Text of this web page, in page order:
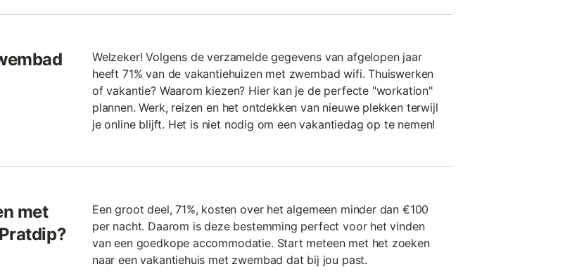
Welzeker! Volgens de verzamelde gegevens van afgelopen jaar
heeft 71% van de vakantiehuizen met zwembad wifi. Thuiswerken
of vakantie? Waarom kiezen? Hier kan je de perfecte "workation"
plannen. Werk, reizen en het ontdekken van nieuwe plekken terwijl
je online blijft. Het is niet nodig om een vakantiedag op te nemen!
met
Een groot deel, 71%, kosten over het algemeen minder dan €100
per nacht. Daarom is deze bestemming perfect voor het vinden
van een goedkope accommodatie. Start meteen met het zoeken
naar een vakantiehuis met zwembad dat bij jou past.